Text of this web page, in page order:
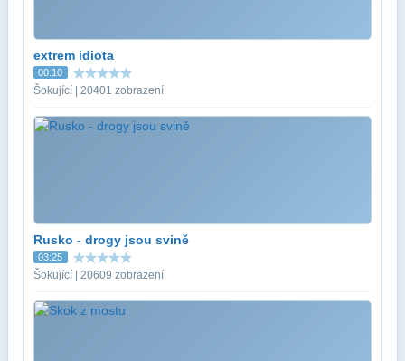
extrem idiota
00:10
Šokující | 20401 zobrazení
Rusko - drogy jsou svině
03:25
Šokující | 20609 zobrazení